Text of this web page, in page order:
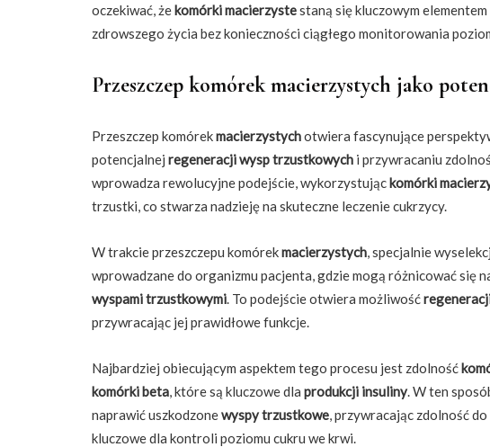
oczekiwać, żekomórki macierzystestaną się kluczowym
zdrowszego życia bez konieczności ciągłego monitorowania
Przeszczep komórek macierzystych jako
Przeszczep komórekmacierzystychotwiera fascynujące
potencjalnej regeneracjiwysp trzustkowych i przywracaniu
wprowadza rewolucyjne podejście, wykorzystująckomórki
trzustki, co stwarza nadzieję na skuteczne leczenie cukrzycy.
W trakcie przeszczepu komórekmacierzystych, specjalnie
wprowadzane do organizmu pacjenta, gdzie mogą różnicować się
wyspami trzustkowymi. To podejście otwiera możliwość
przywracając jej prawidłowe funkcje.
Najbardziej obiecującym aspektem tego procesu jest zdolność
komórki beta, które są kluczowe dla produkcji insuliny. W ten
naprawić uszkodzonewyspy trzustkowe, przywracając zdolność
kluczowe dla kontroli poziomu cukru we krwi.